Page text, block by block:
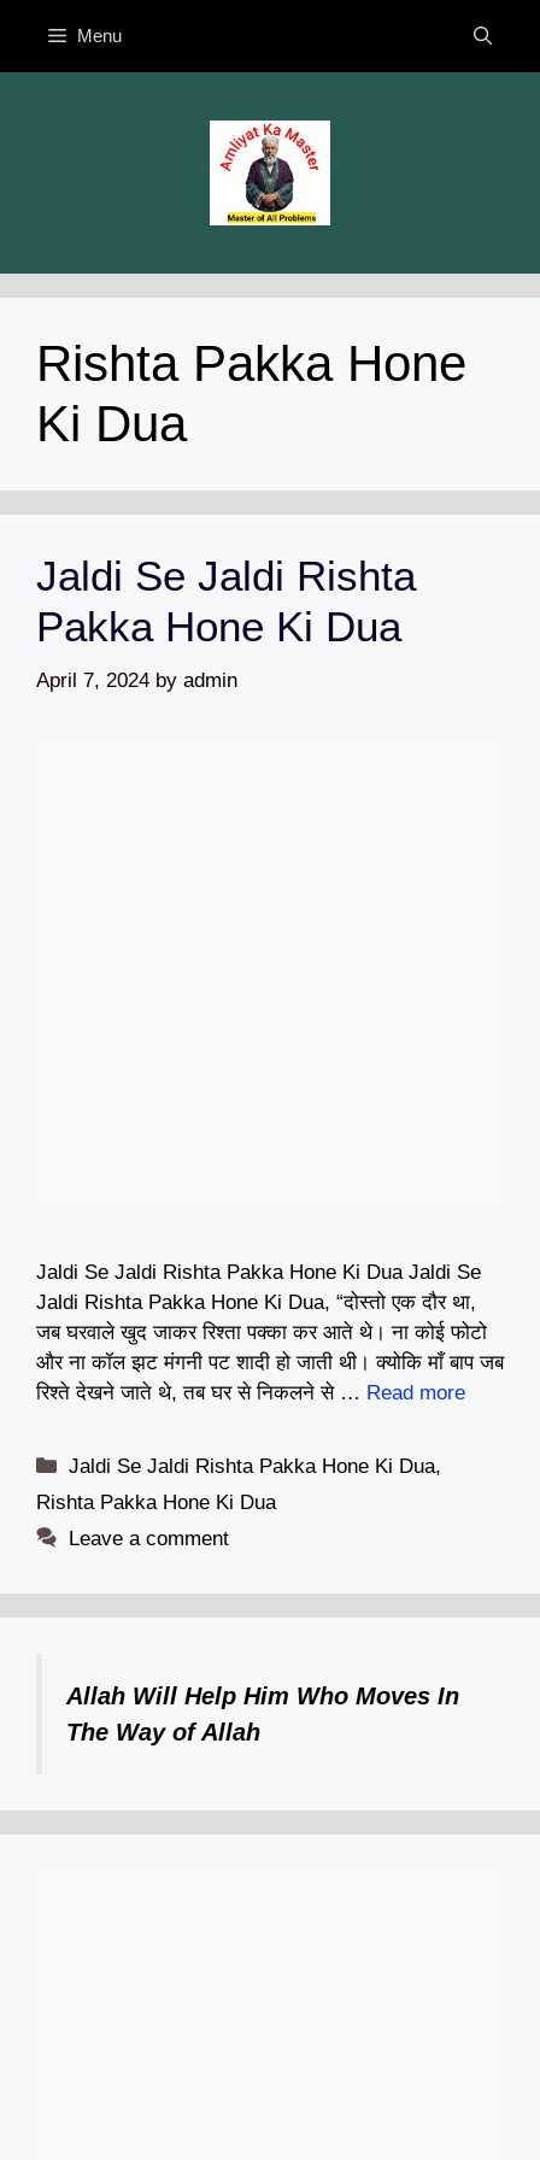
content
Menu
Rishta Pakka Hone
Ki Dua
Jaldi Se Jaldi Rishta
Pakka Hone Ki Dua
April 7, 2024 by admin
Jaldi Se Jaldi Rishta Pakka Hone Ki Dua Jaldi Se
Jaldi Rishta Pakka Hone Ki Dua, “दोस्तो एक दौर था,
जब घरवाले खुद जाकर रिश्ता पक्का कर आते थे। ना कोई फोटो
और ना कॉल झट मंगनी पट शादी हो जाती थी। क्योकि माँ बाप जब
रिश्ते देखने जाते थे, तब घर से निकलने से … Read more
Categories
Jaldi Se Jaldi Rishta Pakka Hone Ki Dua,
Rishta Pakka Hone Ki Dua
Leave a comment
Allah Will Help Him Who Moves In
The Way of Allah